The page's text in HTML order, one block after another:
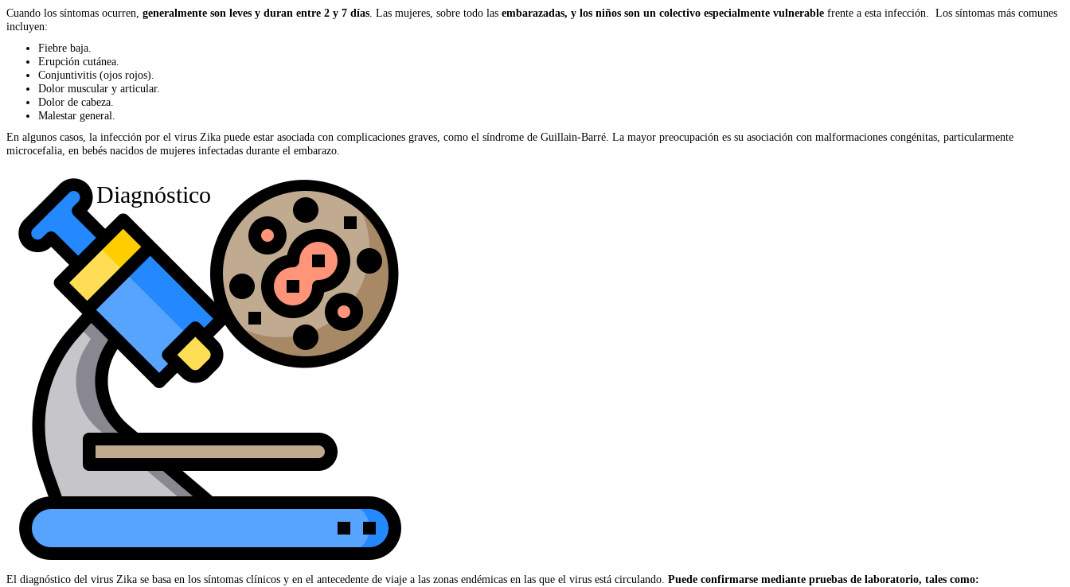
Cuando los síntomas ocurren, generalmente son leves y duran entre 2 y 7 días. Las mujeres, sobre todo las embarazadas, y los niños son un colectivo especialmente vulnerable frente a esta infección. Los síntomas más comunes
incluyen:
Fiebre baja.
Erupción cutánea.
Conjuntivitis (ojos rojos).
Dolor muscular y articular.
Dolor de cabeza.
Malestar general.
En algunos casos, la infección por el virus Zika puede estar asociada con complicaciones graves, como el síndrome de Guillain-Barré. La mayor preocupación es su asociación con malformaciones congénitas, particularmente
microcefalia, en bebés nacidos de mujeres infectadas durante el embarazo.
Diagnóstico
El diagnóstico del virus Zika se basa en los síntomas clínicos y en el antecedente de viaje a las zonas endémicas en las que el virus está circulando. Puede confirmarse mediante pruebas de laboratorio, tales como: